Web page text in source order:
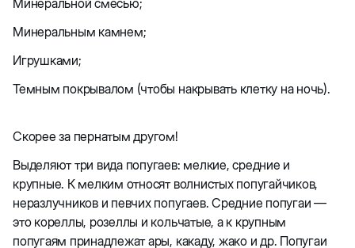
Минеральным камнем;
Игрушками;
Темным покрывалом (чтобы накрывать клетку на ночь).
Скорее за пернатым другом!
Выделяют три вида попугаев: мелкие, средние и
крупные. К мелким относят волнистых попугайчиков,
неразлучников и певчих попугаев. Средние попугаи —
это кореллы, розеллы и кольчатые, а к крупным
попугаям принадлежат ары, какаду, жако и др. Попугаи